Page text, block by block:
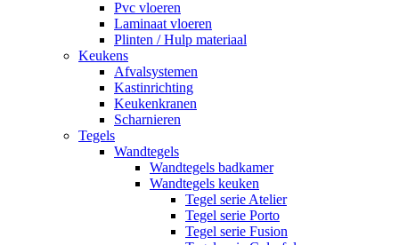
Pvc vloeren
Laminaat vloeren
Plinten / Hulp materiaal
Keukens
Afvalsystemen
Kastinrichting
Keukenkranen
Scharnieren
Tegels
Wandtegels
Wandtegels badkamer
Wandtegels keuken
Tegel serie Atelier
Tegel serie Porto
Tegel serie Fusion